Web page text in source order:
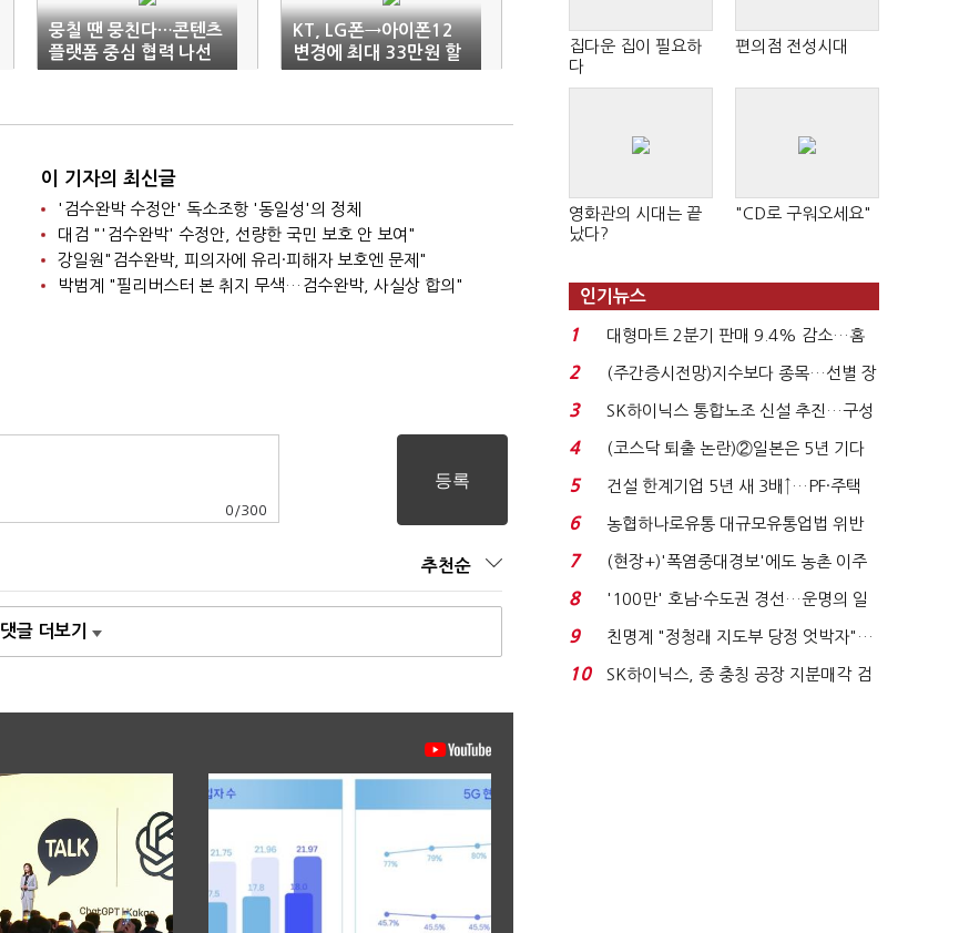
뭉칠 땐 뭉친다…콘텐츠
플랫폼 중심 협력 나선
통신 3사
KT, LG폰→아이폰12
변경에 최대 33만원 할
인
이 기자의 최신글
'검수완박 수정안' 독소조항 '동일성'의 정체
대검 "'검수완박' 수정안, 선량한 국민 보호 안 보여"
강일원"검수완박, 피의자에 유리·피해자 보호엔 문제"
박범계 "필리버스터 본 취지 무색…검수완박, 사실상 합의"
0 /300
추천순
댓글 더보기
집다운 집이 필요하
다
편의점 전성시대
영화관의 시대는 끝
났다?
"CD로 구워오세요"
인기뉴스
1
대형마트 2분기 판매 9.4% 감소…홈
플러스 사태 여파...
2
(주간증시전망)지수보다 종목…선별 장
세 이어진다...
3
SK하이닉스 통합노조 신설 추진…구성
원 간 성과급 불...
4
(코스닥 퇴출 논란)②일본은 5년 기다
려주는데 우리는 ...
5
건설 한계기업 5년 새 3배↑…PF·주택
침체에 재무 ...
6
농협하나로유통 대규모유통업법 위반
적발…공정위, 과...
7
(현장+)'폭염중대경보'에도 농촌 이주
노동자는 강행군…'야...
8
'100만' 호남·수도권 경선…운명의 일
주일
9
친명계 "정청래 지도부 당정 엇박자"…
친청계 "신천지 오...
10
SK하이닉스, 중 충칭 공장 지분매각 검